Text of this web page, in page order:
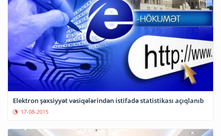
Elektron şəxsiyyət vəsiqələrindən istifadə statistikası açıqlanıb
17-08-2015